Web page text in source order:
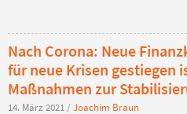
Nach Corona: Neue
für neue Krisen gestiegen
Maßnahmen zur
14. März 2021 / Joachim Braun